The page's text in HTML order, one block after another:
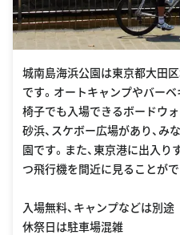
城南島海浜公園は東京都大田
です。オートキャンプやバー
椅子でも入場できるボードウ
砂浜、スケボー広場があり、み
園です。また、東京港に出入
つ飛行機を間近に見ることがで
入場無料、キャンプなどは別途
休祭日は駐車場混雑